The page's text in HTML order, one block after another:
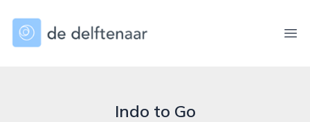
dedelftenaar.nl
Indo to Go